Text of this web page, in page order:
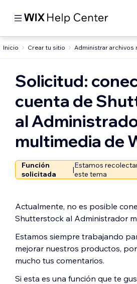
Inicio Crear tu sitio Administrar archivos
Solicitud:
cuenta de
al
multimedia de
Función
solicitada
|Estamos
este tema
Actualmente, no es posible
Shutterstock al Administrador
Estamos siempre trabajando
mejorar nuestros productos,
mucho tus comentarios.
Si esta es una función que te